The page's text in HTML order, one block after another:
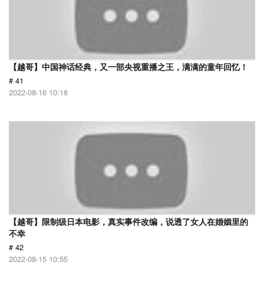
【越哥】中国神话经典，又一部央视重播之王，满满的童年回忆！
# 41
2022-08-16 10:18
【越哥】限制级日本电影，真实事件改编，说透了女人在婚姻里的
不幸
# 42
2022-08-15 10:55